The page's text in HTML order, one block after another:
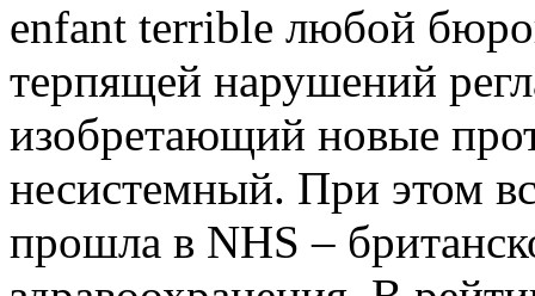
enfant terrible любой
терпящей нарушений
изобретающий новые
несистемный. При этом
прошла в NHS –